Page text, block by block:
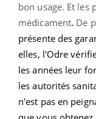
bon usage. Et les
médicament. De
présente des
elles, l'Odre
les années leur
les autorités
n'est pas en